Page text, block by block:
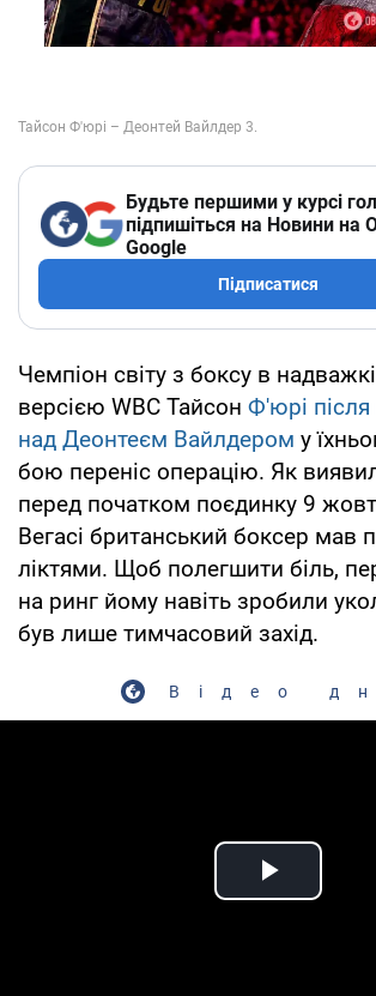
Будьте першими у курсі
підпишіться на Новини на
Google
Підписатися
Чемпіон світу з боксу в
версією WBC Тайсон Ф'юрі
над Деонтеєм Вайлдером у
бою переніс операцію. Як
перед початком поєдинку 9
Вегасі британський боксер мав
ліктями. Щоб полегшити біль,
на ринг йому навіть зробили
був лише тимчасовий захід.
Відео
Play